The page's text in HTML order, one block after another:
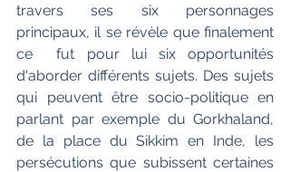
travers ses six personnages
principaux, il se révèle que finalement
ce  fut pour lui six opportunités
d'aborder différents sujets. Des sujets
qui peuvent être socio-politique en
parlant par exemple du Gorkhaland,
de la place du Sikkim en Inde, les
persécutions que subissent certaines